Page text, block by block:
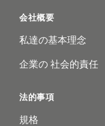
会社概要
私達の基本理念
企業の 社会的責任
法的事項
規格